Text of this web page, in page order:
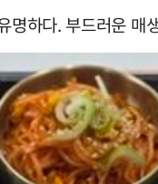
하다. 부드러운